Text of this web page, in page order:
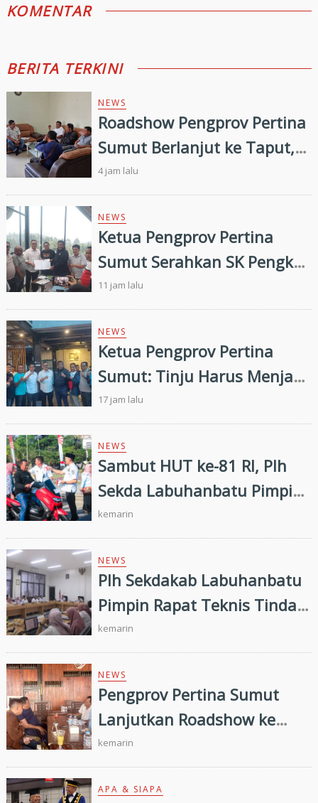
KOMENTAR
BERITA TERKINI
NEWS
Roadshow Pengprov Pertina
Sumut Berlanjut ke Taput,
Pengkab Siap Dukung
Pembinaan dan Targetkan
Prestasi di Porprovsu 2026
4 jam lalu
NEWS
Ketua Pengprov Pertina
Sumut Serahkan SK Pengkab
Pertina Madina Periode
2026–2030
11 jam lalu
NEWS
Ketua Pengprov Pertina
Sumut: Tinju Harus Menjadi
Jalan Membangun Masa
Depan Generasi Muda
17 jam lalu
NEWS
Sambut HUT ke-81 RI, Plh
Sekda Labuhanbatu Pimpin
Pembagian 300 Bendera
Merah Putih
kemarin
NEWS
Plh Sekdakab Labuhanbatu
Pimpin Rapat Teknis Tindak
Lanjut Entry Meeting
Penilaian Kepatuhan
Pelayanan Publik Oleh
Ombudsman RI tahun 2026
kemarin
NEWS
Pengprov Pertina Sumut
Lanjutkan Roadshow ke
Gunung Tua, Konsolidasi
Bersama Pengkab Paluta
dan Palas Jelang Porprovsu
kemarin
APA & SIAPA